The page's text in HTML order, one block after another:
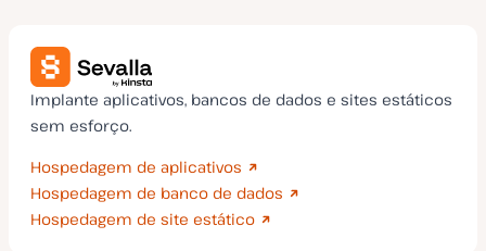
Implante aplicativos, bancos de dados e sites estáticos
sem esforço.
Hospedagem de aplicativos
Hospedagem de banco de dados
Hospedagem de site estático